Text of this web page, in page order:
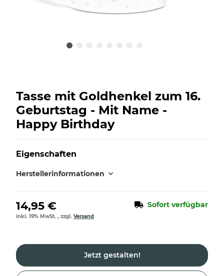
Tasse mit Goldhenkel zum 16.
Geburtstag - Mit Name -
Happy Birthday
Eigenschaften
Herstellerinformationen
14,95 € Sofort verfügbar
inkl. 19% MwSt. , zzgl. Versand
Jetzt gestalten!